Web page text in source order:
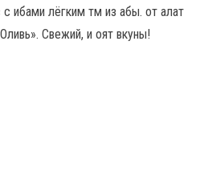
ибами лёгким тм из абы. от алат
Свежий, и оят вкуны!